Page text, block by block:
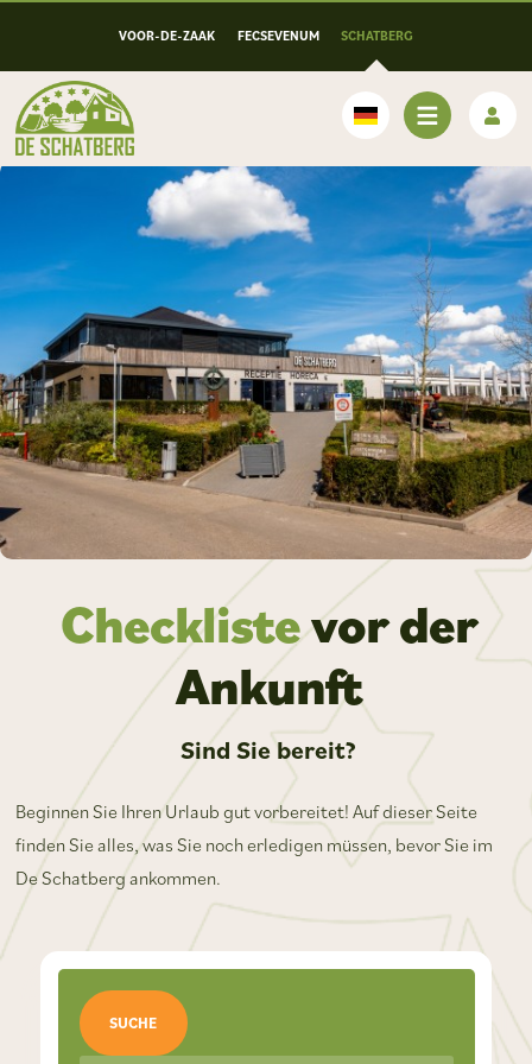
VOOR-DE-ZAAK FECSEVENUM SCHATBERG
Checklistevor der
Ankunft
Sind Sie bereit?
Beginnen Sie Ihren Urlaub gut vorbereitet! Auf dieser Seite
finden Sie alles, was Sie noch erledigen müssen, bevor Sie im
De Schatberg ankommen.
SUCHE